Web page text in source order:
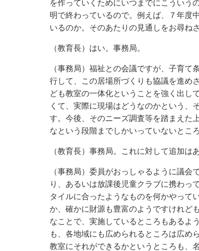
を作っていくためにいつまでにこういう
明で終わっているので。例えば、７年度
いるのか。そのあたりの見通しをお尋ね
（教育長）はい。事務局。
（事務局）福祉との会議ですが、子育
行して、この居場所づくりも協議を進め
ども教室の一体化ということを強く出し
くて、実際に現場はどうなのかという、
す。今後、そのニーズ調査等を踏まえた
なという段階までしかいっていないとこ
（教育長）事務局。これに対して追加は
（事務局）委員がおっしゃるように議
り、あるいは放課後児童クラブに携わっ
タイルに合ったようなものを何かやって
か、確かに財源も豊富のようですけれど
なことで、実施しているところもあるよ
も、各地域にも広められるところは広め
教室にそれができるかというところも、